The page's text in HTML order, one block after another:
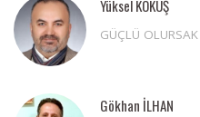
Yüksel KÖKÜŞ
GÜÇLÜ
Gökhan İLHAN